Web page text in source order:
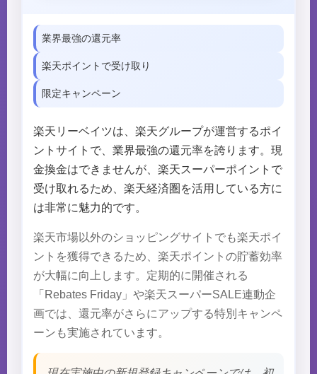
業界最強の還元率
楽天ポイントで受け取り
限定キャンペーン
楽天リーベイツは、楽天グループが運営するポイ
ントサイトで、業界最強の還元率を誇ります。現
金換金はできませんが、楽天スーパーポイントで
受け取れるため、楽天経済圏を活用している方に
は非常に魅力的です。
楽天市場以外のショッピングサイトでも楽天ポイ
ントを獲得できるため、楽天ポイントの貯蓄効率
が大幅に向上します。定期的に開催される
「Rebates Friday」や楽天スーパーSALE連動企
画では、還元率がさらにアップする特別キャンペ
ーンも実施されています。